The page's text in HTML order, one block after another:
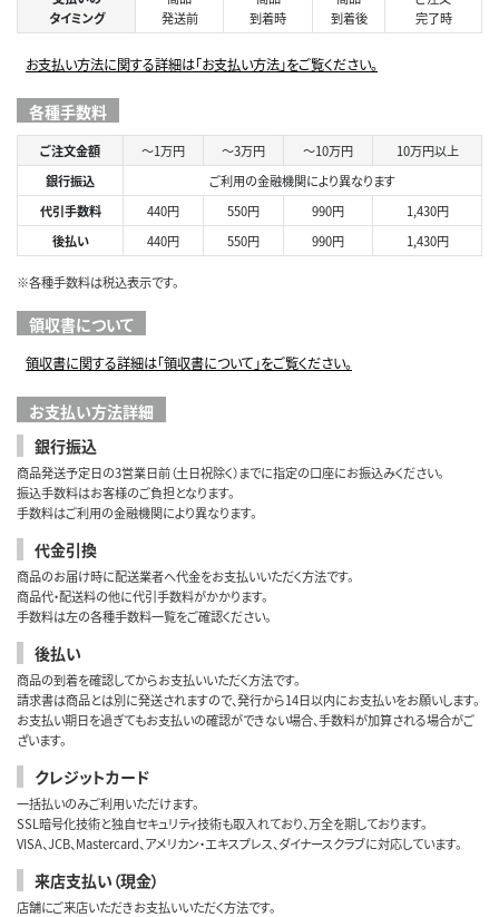
タイミング
発送前
到着時
到着後
完了時
お支払い方法に関する詳細は「お支払い方法」をご覧ください。
各種手数料
ご注文金額 ～1万円 ～3万円 ～10万円
10万円以上
銀行振込
ご利用の金融機関により異なります
代引手数料
440円 550円 990円
1,430円
後払い
440円 550円 990円 1,430円
※各種手数料は税込表示です。
領収書について
領収書に関する詳細は「領収書について」をご覧ください。
お支払い方法詳細
銀行振込
商品発送予定日の3営業日前（土日祝除く）までに指定の口座にお振込みください。
振込手数料はお客様のご負担となります。
手数料はご利用の金融機関により異なります。
代金引換
商品のお届け時に配送業者へ代金をお支払いいただく方法です。
商品代・配送料の他に代引手数料がかかります。
手数料は左の各種手数料一覧をご確認ください。
後払い
商品の到着を確認してからお支払いいただく方法です。
請求書は商品とは別に発送されますので、発行から14日以内にお支払いをお願いします。
お支払い期日を過ぎてもお支払いの確認ができない場合、手数料が加算される場合がご
ざいます。
クレジットカード
一括払いのみご利用いただけます。
SSL暗号化技術と独自セキュリティ技術も取入れており、万全を期しております。
VISA、JCB、Mastercard、アメリカン・エキスプレス、ダイナースクラブに対応しています。
来店支払い（現金）
店舗にご来店いただきお支払いいただく方法です。